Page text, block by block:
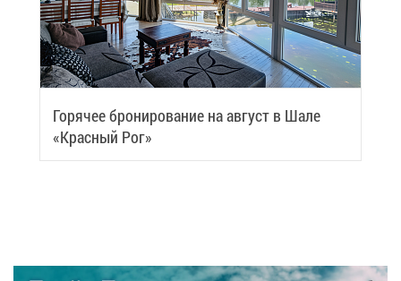
Го­ря­чее бро­ни­ро­ва­ние на ав­густ в Ша­ле
«Крас­ный Рог»